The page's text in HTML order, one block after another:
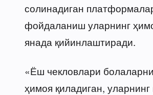
солинадиган
фойдаланиш уларнинг
янада қийинлаштиради.
«Ёш чекловлари
ҳимоя қиладиган,